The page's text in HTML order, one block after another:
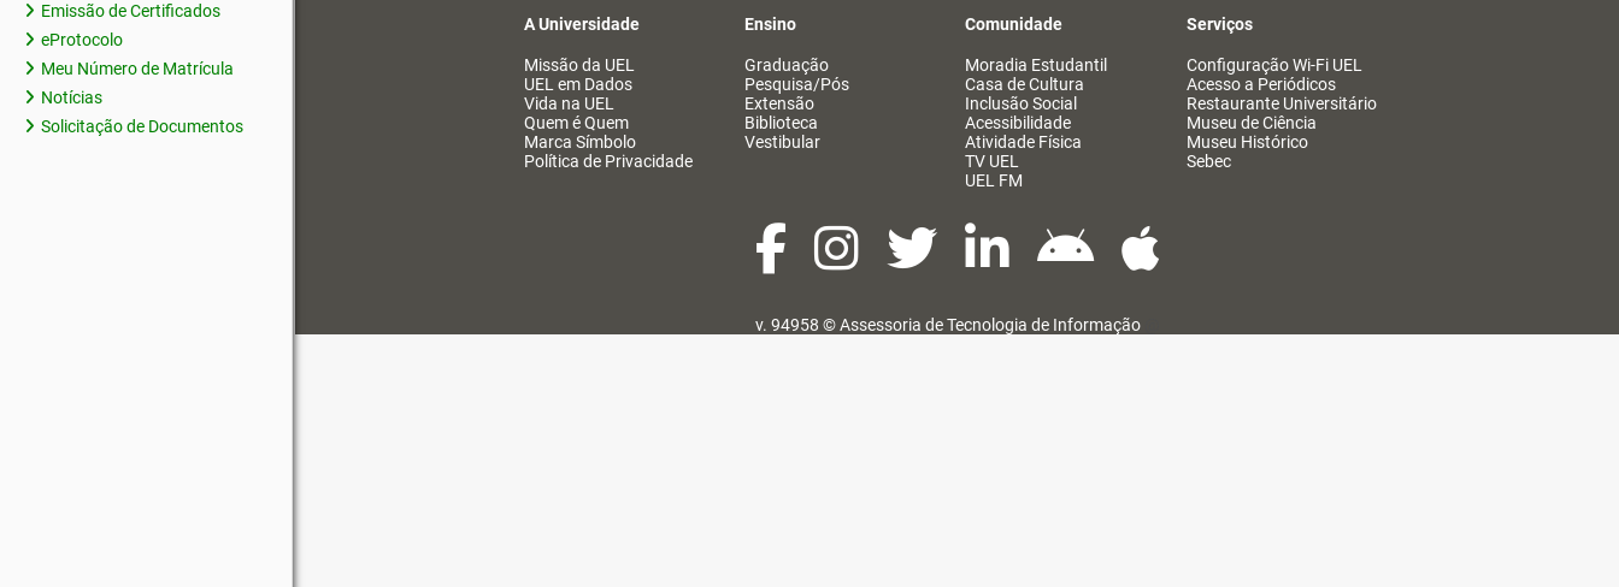
Emissão de Certificados
eProtocolo
Meu Número de Matrícula
Notícias
Solicitação de Documentos
A Universidade
Missão da UEL
UEL em Dados
Vida na UEL
Quem é Quem
Marca Símbolo
Política de Privacidade
Ensino
Graduação
Pesquisa/Pós
Extensão
Biblioteca
Vestibular
Comunidade
Moradia Estudantil
Casa de Cultura
Inclusão Social
Acessibilidade
Atividade Física
TV UEL
UEL FM
Serviços
Configuração Wi-Fi UEL
Acesso a Periódicos
Restaurante Universitário
Museu de Ciência
Museu Histórico
Sebec
v. 94958 ©Assessoria de Tecnologia de Informação